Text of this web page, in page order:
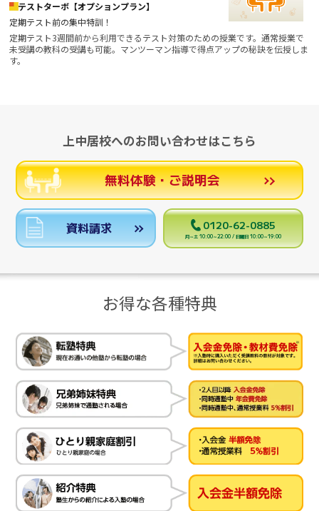
テストターボ【オプションプラン】
定期テスト前の集中特訓！
定期テスト3週間前から利用できるテスト対策のための授業です。通常授業で
未受講の教科の受講も可能。マンツーマン指導で得点アップの秘訣を伝授しま
す。
上中居校へのお問い合わせはこちら
無料体験・ご説明会
資料請求 0120-62-0885
月～土 10:00～22:00 / 日曜日 10:00～19:00
お得な各種特典